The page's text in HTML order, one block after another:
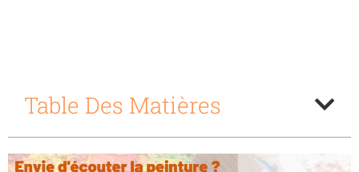
Table Des Matières